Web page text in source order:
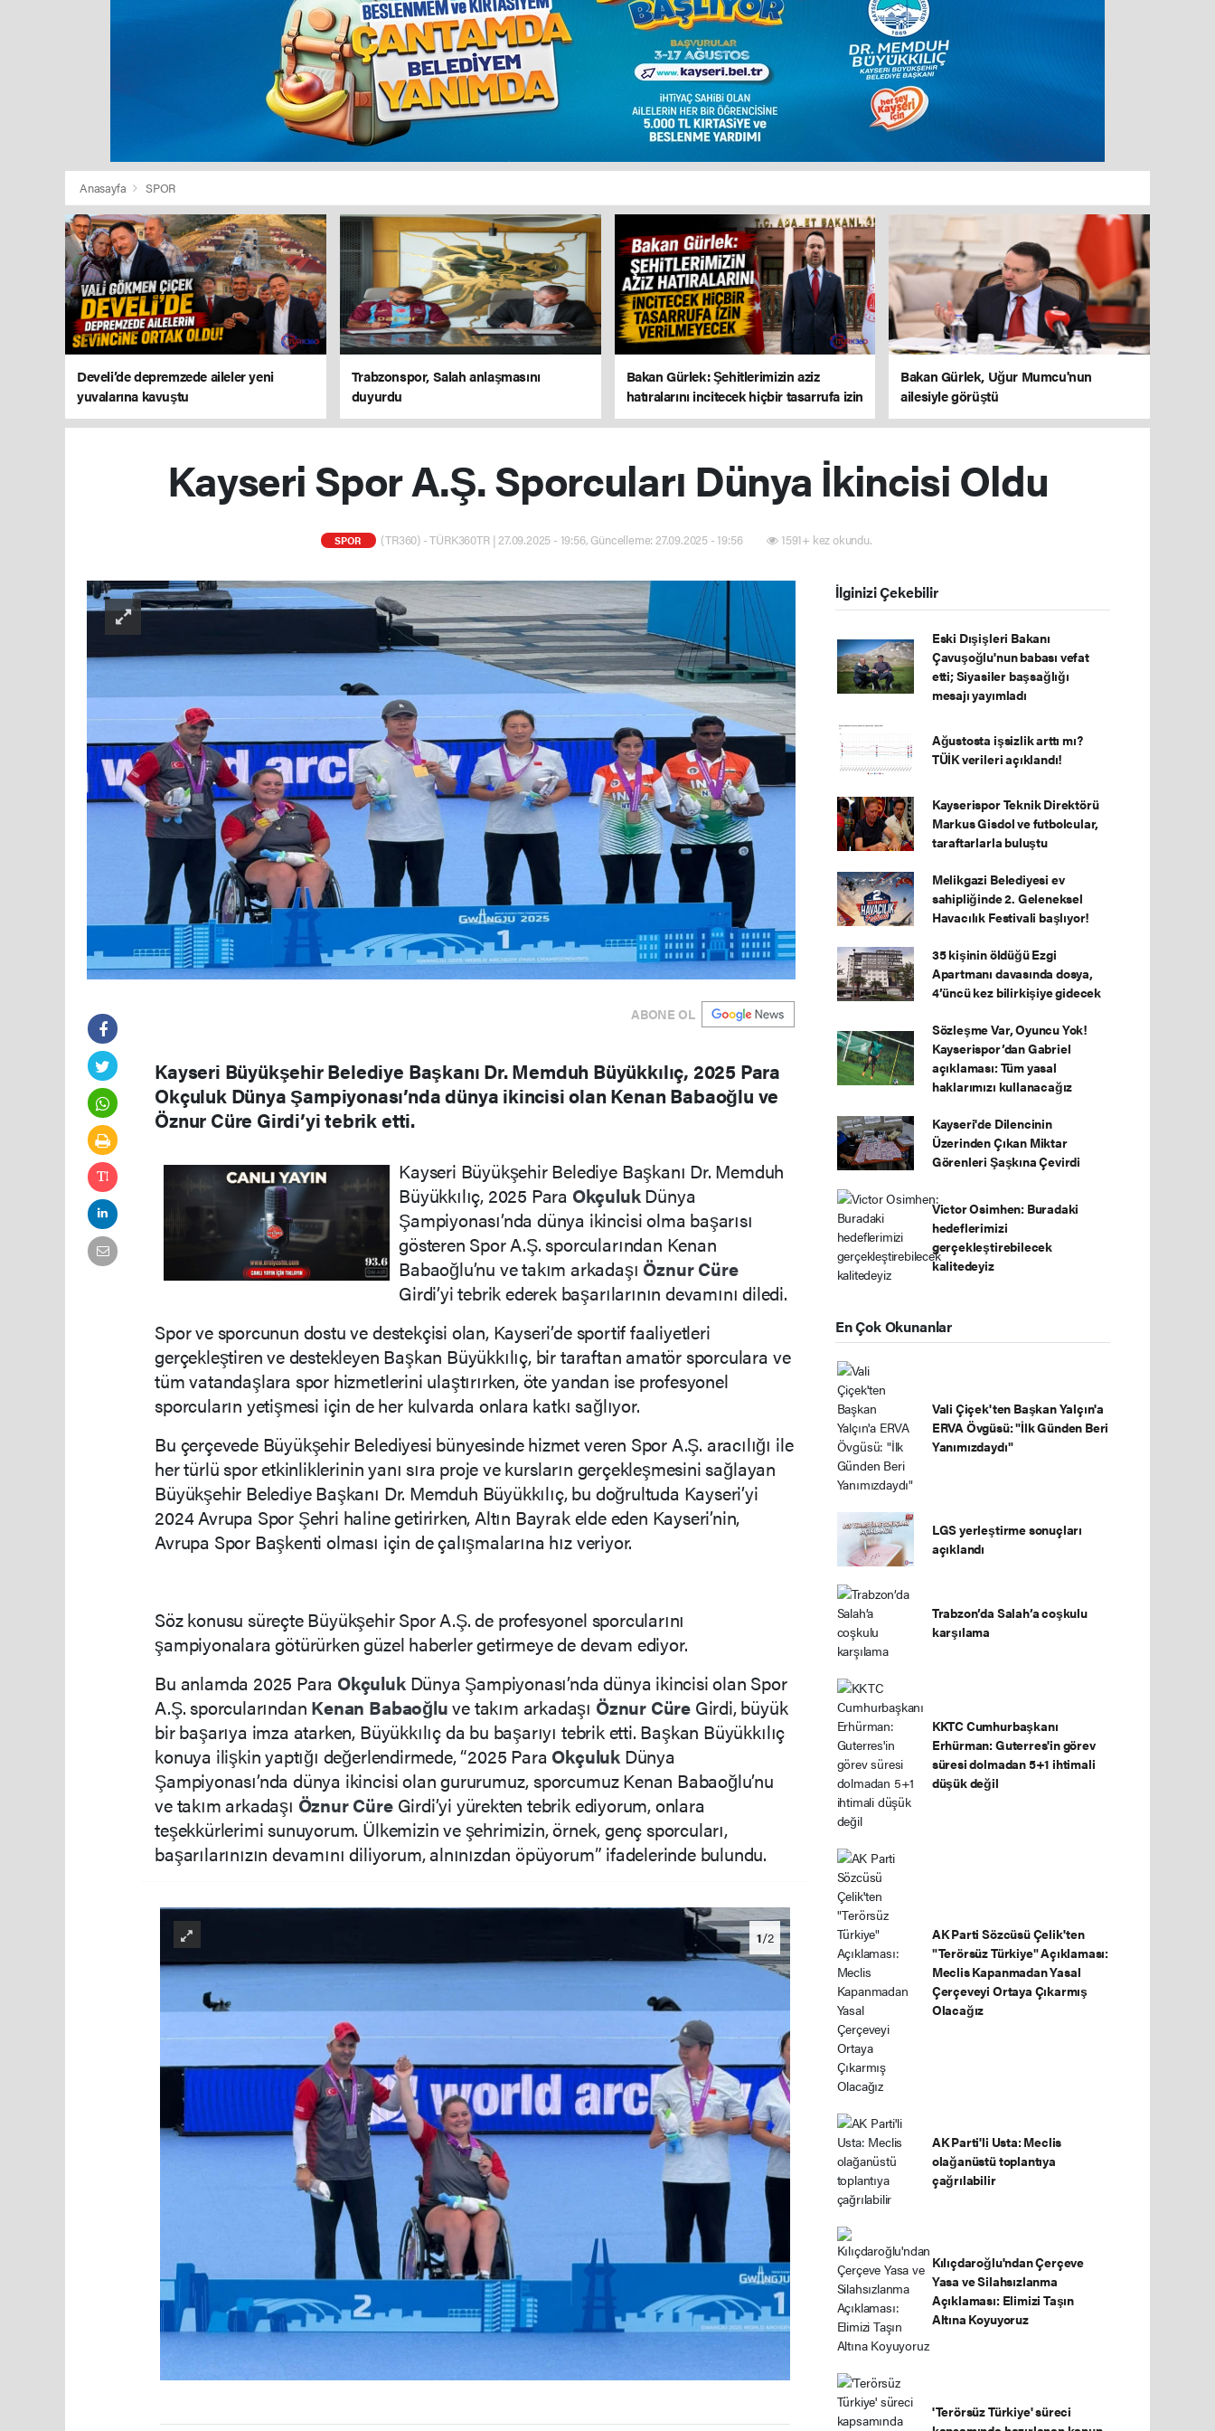
Anasayfa SPOR
Develi’de depremzede aileler yeni
yuvalarına kavuştu
Trabzonspor, Salah anlaşmasını
duyurdu
Bakan Gürlek: Şehitlerimizin aziz
hatıralarını incitecek hiçbir tasarrufa izin
verilmeyecek
Bakan Gürlek, Uğur Mumcu'nun
ailesiyle görüştü
Kayseri Spor A.Ş. Sporcuları Dünya İkincisi Oldu
SPOR (TR360) - TÜRK360TR | 27.09.2025 - 19:56, Güncelleme: 27.09.2025 - 19:56 1591+ kez okundu.
ABONE OL
Kayseri Büyükşehir Belediye Başkanı Dr. Memduh Büyükkılıç, 2025 Para
Okçuluk Dünya Şampiyonası’nda dünya ikincisi olan Kenan Babaoğlu ve
Öznur Cüre Girdi’yi tebrik etti.
Kayseri Büyükşehir Belediye Başkanı Dr. Memduh
Büyükkılıç, 2025 Para OkçulukDünya
Şampiyonası’nda dünya ikincisi olma başarısı
gösteren Spor A.Ş. sporcularından Kenan
Babaoğlu’nu ve takım arkadaşı Öznur Cüre
Girdi’yi tebrik ederek başarılarının devamını diledi.
Spor ve sporcunun dostu ve destekçisi olan, Kayseri’de sportif faaliyetleri
gerçekleştiren ve destekleyen Başkan Büyükkılıç, bir taraftan amatör sporculara ve
tüm vatandaşlara spor hizmetlerini ulaştırırken, öte yandan ise profesyonel
sporcuların yetişmesi için de her kulvarda onlara katkı sağlıyor.
Bu çerçevede Büyükşehir Belediyesi bünyesinde hizmet veren Spor A.Ş. aracılığı ile
her türlü spor etkinliklerinin yanı sıra proje ve kursların gerçekleşmesini sağlayan
Büyükşehir Belediye Başkanı Dr. Memduh Büyükkılıç, bu doğrultuda Kayseri’yi
2024 Avrupa Spor Şehri haline getirirken, Altın Bayrak elde eden Kayseri’nin,
Avrupa Spor Başkenti olması için de çalışmalarına hız veriyor.
Söz konusu süreçte Büyükşehir Spor A.Ş. de profesyonel sporcularını
şampiyonalara götürürken güzel haberler getirmeye de devam ediyor.
Bu anlamda 2025 Para Okçuluk Dünya Şampiyonası’nda dünya ikincisi olan Spor
A.Ş. sporcularından Kenan Babaoğluve takım arkadaşı Öznur Cüre Girdi, büyük
bir başarıya imza atarken, Büyükkılıç da bu başarıyı tebrik etti. Başkan Büyükkılıç
konuya ilişkin yaptığı değerlendirmede, “2025 Para Okçuluk Dünya
Şampiyonası’nda dünya ikincisi olan gururumuz, sporcumuz Kenan Babaoğlu’nu
ve takım arkadaşı Öznur Cüre Girdi’yi yürekten tebrik ediyorum, onlara
teşekkürlerimi sunuyorum. Ülkemizin ve şehrimizin, örnek, genç sporcuları,
başarılarınızın devamını diliyorum, alnınızdan öpüyorum” ifadelerinde bulundu.
1/2
İlginizi Çekebilir
Eski Dışişleri Bakanı
Çavuşoğlu'nun babası vefat
etti; Siyasiler başsağlığı
mesajı yayımladı
Ağustosta işsizlik arttı mı?
TÜİK verileri açıklandı!
Kayserispor Teknik Direktörü
Markus Gisdol ve futbolcular,
taraftarlarla buluştu
Melikgazi Belediyesi ev
sahipliğinde 2. Geleneksel
Havacılık Festivali başlıyor!
35 kişinin öldüğü Ezgi
Apartmanı davasında dosya,
4’üncü kez bilirkişiye gidecek
Sözleşme Var, Oyuncu Yok!
Kayserispor’dan Gabriel
açıklaması: Tüm yasal
haklarımızı kullanacağız
Kayseri'de Dilencinin
Üzerinden Çıkan Miktar
Görenleri Şaşkına Çevirdi
Victor Osimhen: Buradaki
hedeflerimizi
gerçekleştirebilecek
kalitedeyiz
En Çok Okunanlar
Vali Çiçek'ten Başkan Yalçın'a
ERVA Övgüsü: "İlk Günden Beri
Yanımızdaydı"
LGS yerleştirme sonuçları
açıklandı
Trabzon’da Salah’a coşkulu
karşılama
KKTC Cumhurbaşkanı
Erhürman: Guterres'in görev
süresi dolmadan 5+1 ihtimali
düşük değil
AK Parti Sözcüsü Çelik'ten
"Terörsüz Türkiye" Açıklaması:
Meclis Kapanmadan Yasal
Çerçeveyi Ortaya Çıkarmış
Olacağız
AK Parti'li Usta: Meclis
olağanüstü toplantıya
çağrılabilir
Kılıçdaroğlu'ndan Çerçeve
Yasa ve Silahsızlanma
Açıklaması: Elimizi Taşın
Altına Koyuyoruz
'Terörsüz Türkiye' süreci